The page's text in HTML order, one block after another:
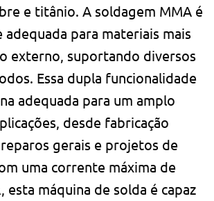
e titânio. A soldagem MMA é
adequada para materiais mais
externo, suportando diversos
Essa dupla funcionalidade
adequada para um amplo
desde fabricação
gerais e projetos de
uma corrente máxima de
esta máquina de solda é capaz